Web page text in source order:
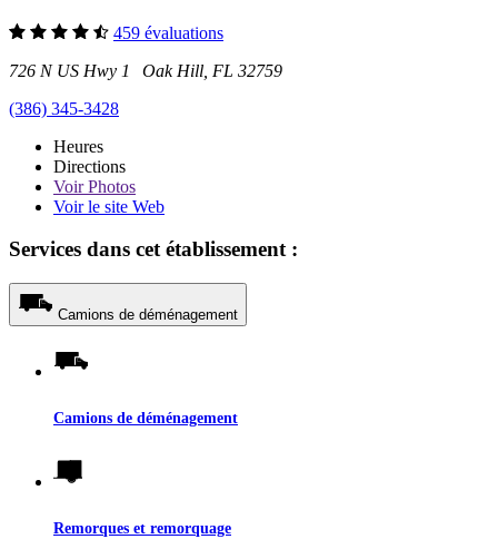
459 évaluations
726 N US Hwy 1 Oak Hill, FL 32759
(386) 345-3428
Heures
Directions
VoirPhotos
Voir le site Web
Services dans cet établissement :
Camions de déménagement
Camions de déménagement
Remorques et remorquage